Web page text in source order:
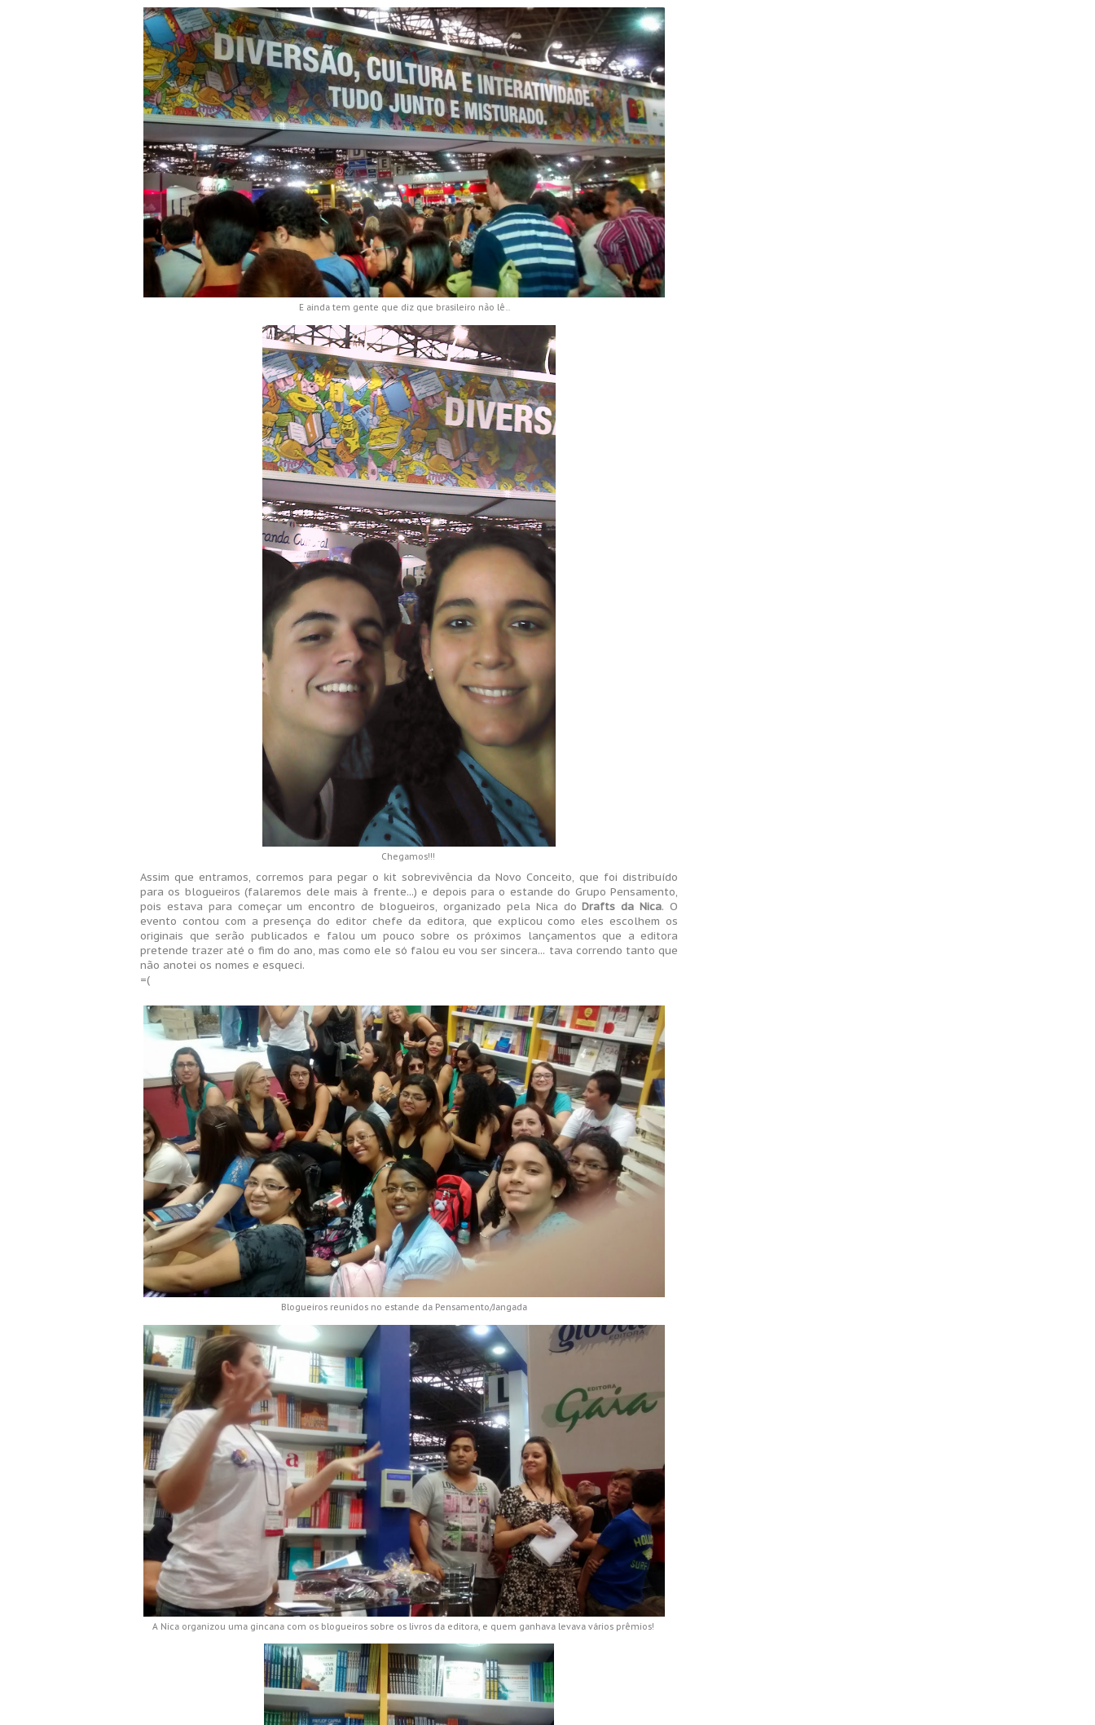
E ainda tem gente que diz que brasileiro não lê...
Chegamos!!!
Assim que entramos, corremos para pegar o kit sobrevivência da Novo Conceito, que foi distribuído
para os blogueiros (falaremos dele mais à frente...) e depois para o estande do Grupo Pensamento,
pois estava para começar um encontro de blogueiros, organizado pela Nica do Drafts da Nica. O
evento contou com a presença do editor chefe da editora, que explicou como eles escolhem os
originais que serão publicados e falou um pouco sobre os próximos lançamentos que a editora
pretende trazer até o fim do ano, mas como ele só falou eu vou ser sincera... tava correndo tanto que
não anotei os nomes e esqueci.
=(
Blogueiros reunidos no estande da Pensamento/Jangada
A Nica organizou uma gincana com os blogueiros sobre os livros da editora, e quem ganhava levava vários prêmios!